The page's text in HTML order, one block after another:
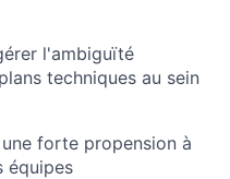
l'ambiguïté
techniques au sein
forte propension à
équipes